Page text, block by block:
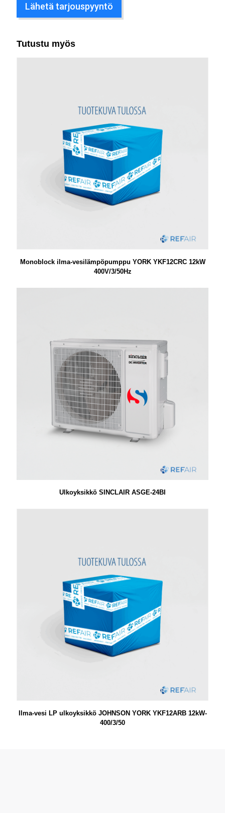
Lähetä tarjouspyyntö
Tutustu myös
Monoblock ilma-vesilämpöpumppu YORK YKF12CRC 12kW
400V/3/50Hz
Ulkoyksikkö SINCLAIR ASGE-24BI
Ilma-vesi LP ulkoyksikkö JOHNSON YORK YKF12ARB 12kW-
400/3/50